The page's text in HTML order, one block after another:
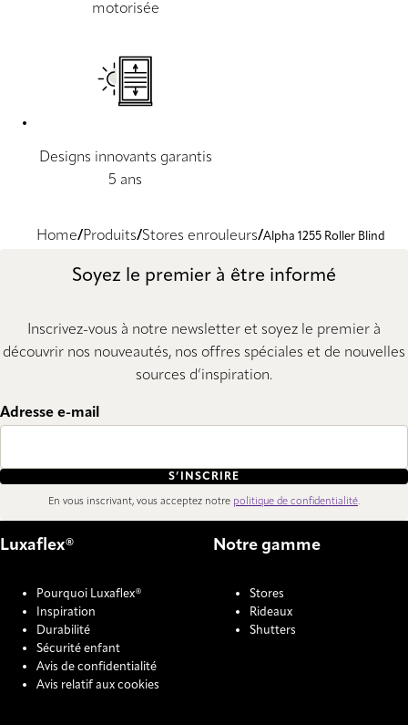
motorisée
Designs innovants garantis
5 ans
Home Produits Stores enrouleurs Alpha 1255 Roller Blind
Soyez le premier à être informé
Inscrivez-vous à notre newsletter et soyez le premier à
découvrir nos nouveautés, nos offres spéciales et de nouvelles
sources d’inspiration.
Adresse e-mail
S’INSCRIRE
En vous inscrivant, vous acceptez notre politique de confidentialité.
Luxaflex®
Pourquoi Luxaflex®
Inspiration
Durabilité
Sécurité enfant
Avis de confidentialité
Avis relatif aux cookies
Notre gamme
Stores
Rideaux
Shutters